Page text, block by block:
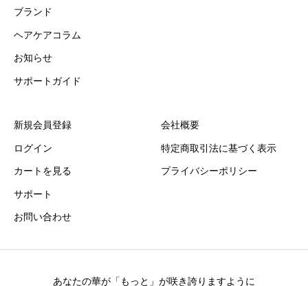
ブランド
ヘアケアコラム
お知らせ
サポートガイド
新規会員登録
ログイン
カートを見る
サポート
お問い合わせ
会社概要
特定商取引法に基づく表示
プライバシーポリシー
あなたの華が「もっと」が咲き誇りますように